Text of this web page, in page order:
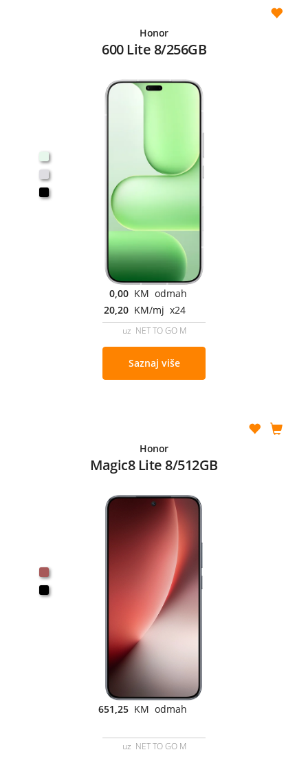
Honor
600 Lite 8/256GB
0,00 KM odmah
20,20 KM/mj x24
uz NET TO GO M
Saznaj više
Honor
Magic8 Lite 8/512GB
651,25 KM odmah
uz NET TO GO M